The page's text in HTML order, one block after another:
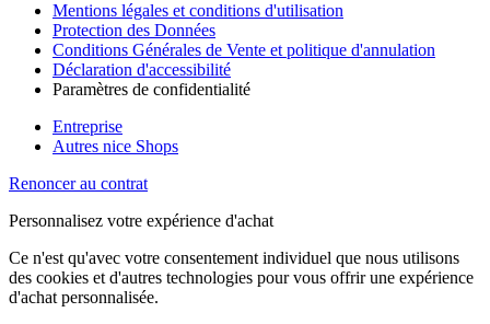
Mentions légales et conditions d'utilisation
Protection des Données
Conditions Générales de Vente et politique d'annulation
Déclaration d'accessibilité
Paramètres de confidentialité
Entreprise
Autres nice Shops
Renoncer au contrat
Personnalisez votre expérience d'achat
Ce n'est qu'avec votre consentement individuel que nous utilisons
des cookies et d'autres technologies pour vous offrir une expérience
d'achat personnalisée.